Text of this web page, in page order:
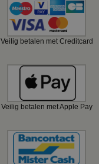
Veilig betalen met Creditcard
Veilig betalen met Apple Pay